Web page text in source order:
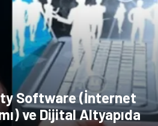
Spor Malzemeleri
Software (İnternet
ve Dijital Altyapıda